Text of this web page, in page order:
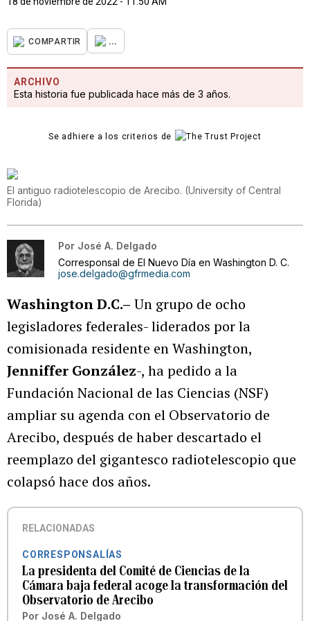
COMPARTIR ...
ARCHIVO
Esta historia fue publicada hace más de 3 años.
Se adhiere a los criterios de
El antiguo radiotelescopio de Arecibo. (University of Central
Florida)
Por José A. Delgado
Corresponsal de El Nuevo Día en Washington D. C.
jose.delgado@gfrmedia.com
Washington D.C.– Un grupo de ocho
legisladores federales- liderados por la
comisionada residente en Washington,
Jenniffer González-, ha pedido a la
Fundación Nacional de las Ciencias (NSF)
ampliar su agenda con el Observatorio de
Arecibo, después de haber descartado el
reemplazo del gigantesco radiotelescopio que
colapsó hace dos años.
RELACIONADAS
CORRESPONSALÍAS
La presidenta del Comité de Ciencias de la
Cámara baja federal acoge la transformación del
Observatorio de Arecibo
Por José A. Delgado